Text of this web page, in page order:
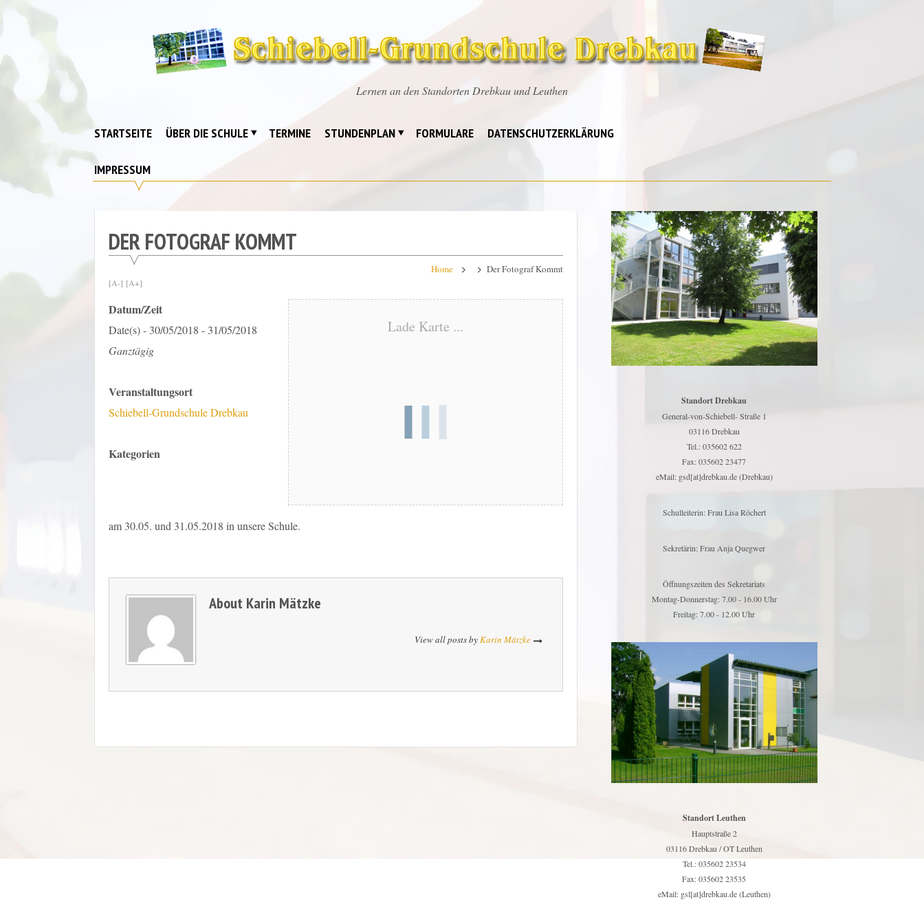
Drebkau
Lernen an den Standorten Drebkau und Leuthen
STARTSEITE ÜBER DIE SCHULE TERMINE STUNDENPLAN FORMULARE DATENSCHUTZERKLÄRUNG
IMPRESSUM
DER FOTOGRAF KOMMT
Home Der Fotograf Kommt
[A-] [A+]
Lade Karte ...
Datum/Zeit
Date(s) - 30/05/2018 - 31/05/2018
Ganztägig
Veranstaltungsort
Schiebell-Grundschule Drebkau
Kategorien
am 30.05. und 31.05.2018 in unsere Schule.
About Karin Mätzke
View all posts byKarin Mätzke
Standort Drebkau
General-von-Schiebell- Straße 1
03116 Drebkau
Tel.: 035602 622
Fax: 035602 23477
eMail: gsd[at]drebkau.de (Drebkau)
Schulleiterin: Frau Lisa Röchert
Sekretärin: Frau Anja Quegwer
Öffnungszeiten des Sekretariats
Montag-Donnerstag: 7.00 - 16.00 Uhr
Freitag: 7.00 - 12.00 Uhr
Standort Leuthen
Hauptstraße 2
03116 Drebkau / OT Leuthen
Tel.: 035602 23534
Fax: 035602 23535
eMail: gsl[at]drebkau.de (Leuthen)